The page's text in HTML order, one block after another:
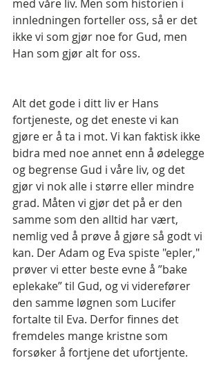
med våre liv. Men som historien i
innledningen forteller oss, så er det
ikke vi som gjør noe for Gud, men
Han som gjør alt for oss.
Alt det gode i ditt liv er Hans
fortjeneste, og det eneste vi kan
gjøre er å ta i mot. Vi kan faktisk ikke
bidra med noe annet enn å ødelegge
og begrense Gud i våre liv, og det
gjør vi nok alle i større eller mindre
grad. Måten vi gjør det på er den
samme som den alltid har vært,
nemlig ved å prøve å gjøre så godt vi
kan. Der Adam og Eva spiste "epler,"
prøver vi etter beste evne å ”bake
eplekake” til Gud, og vi viderefører
den samme løgnen som Lucifer
fortalte til Eva. Derfor finnes det
fremdeles mange kristne som
forsøker å fortjene det ufortjente.